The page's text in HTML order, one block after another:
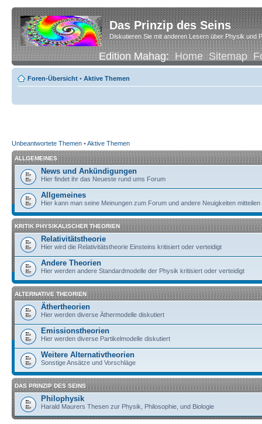
Das Prinzip des Seins
Diskutieren Sie mit anderen Lesern über Physik und
Edition Mahag:Home Sitemap
Foren-Übersicht • Aktive Themen
Unbeantwortete Themen •Aktive Themen
ALLGEMEINES
News und Ankündigungen
Hier findet ihr das Neueste rund ums Forum
Allgemeines
Hier kann man seine Meinungen zum Forum und andere Neuigkeiten mitteilen
KRITIK PHYSIKALISCHER THEORIEN
Relativitätstheorie
Hier wird die Relativitätstheorie Einsteins kritisiert oder verteidigt
Andere Theorien
Hier werden andere Standardmodelle der Physik kritisiert oder verteidigt
ALTERNATIVE THEORIEN
Äthertheorien
Hier werden diverse Äthermodelle diskutiert
Emissionstheorien
Hier werden diverse Partikelmodelle diskutiert
Weitere Alternativtheorien
Sonstige Ansätze und Vorschläge
DAS PRINZIP DES SEINS
Philophysik
Harald Maurers Thesen zur Physik, Philosophie, und Biologie